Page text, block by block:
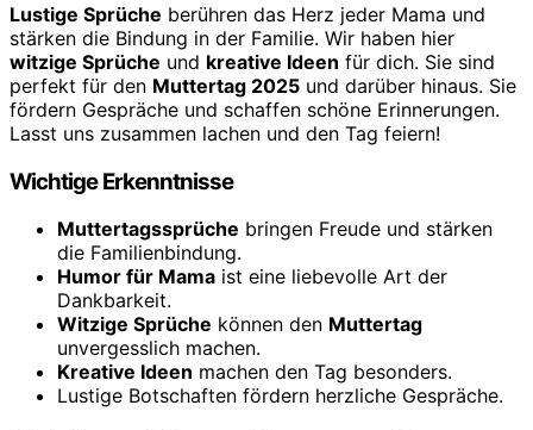
Lustige Sprüche berühren das Herz jeder Mama und
stärken die Bindung in der Familie. Wir haben hier
witzige Sprüche und kreative Ideen für dich. Sie sind
perfekt für den Muttertag 2025 und darüber hinaus. Sie
fördern Gespräche und schaffen schöne Erinnerungen.
Lasst uns zusammen lachen und den Tag feiern!
Wichtige Erkenntnisse
Muttertagssprüche bringen Freude und stärken
die Familienbindung.
Humor für Mama ist eine liebevolle Art der
Dankbarkeit.
Witzige Sprüche können den Muttertag
unvergesslich machen.
Kreative Ideen machen den Tag besonders.
Lustige Botschaften fördern herzliche Gespräche.